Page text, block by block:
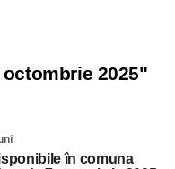
2025"
în comuna